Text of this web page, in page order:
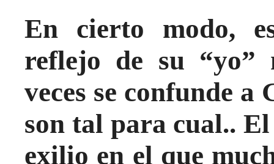
En cierto modo,
reflejo de su “yo”
veces se confunde a
son tal para cual..
exilio en el que